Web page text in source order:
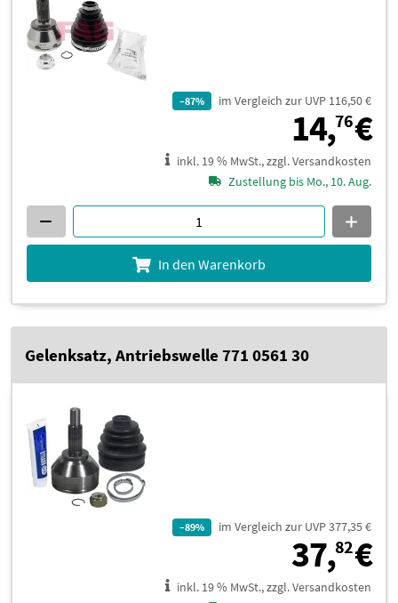
–87% im Vergleich zur UVP 116,50 €
14,76€
inkl. 19 % MwSt., zzgl. Versandkosten
Zustellung bis Mo., 10. Aug.
In den Warenkorb
Gelenksatz, Antriebswelle 771 0561 30
–89% im Vergleich zur UVP 377,35 €
37,82€
inkl. 19 % MwSt., zzgl. Versandkosten